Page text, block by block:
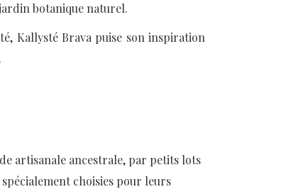
botanique naturel.
Kallysté Brava puise son inspiration
artisanale ancestrale, par petits lots
choisies pour leurs